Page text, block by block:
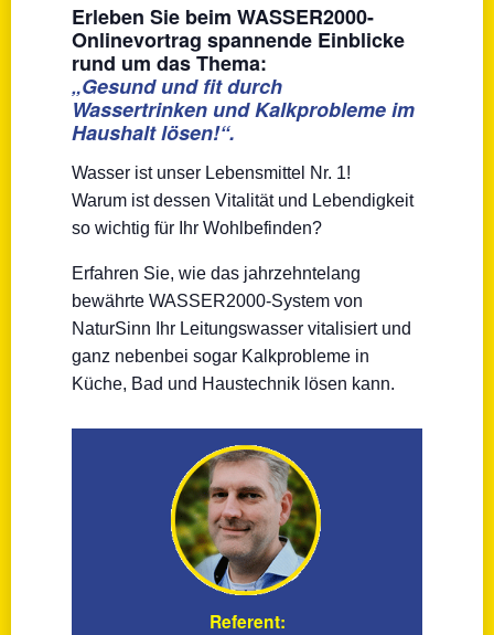
Erleben Sie beim WASSER2000-
Onlinevortrag spannende Einblicke
rund um das Thema:
„Gesund und fit durch
Wassertrinken und Kalkprobleme im
Haushalt lösen!“.
Wasser ist unser Lebensmittel Nr. 1!
Warum ist dessen Vitalität und Lebendigkeit
so wichtig für Ihr Wohlbefinden?
Erfahren Sie, wie das jahrzehntelang
bewährte WASSER2000-System von
NaturSinn Ihr Leitungswasser vitalisiert und
ganz nebenbei sogar Kalkprobleme in
Küche, Bad und Haustechnik lösen kann.
Referent: